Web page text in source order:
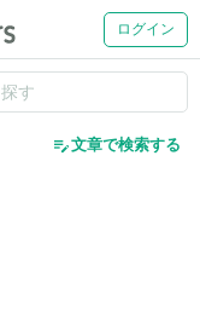
ログイン
edit_note文章で検索する